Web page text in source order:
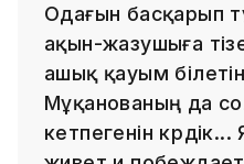
Одағын басқарып
ақын-жазушыға
ашық қауым
Мұқанованың да
кетпегенін